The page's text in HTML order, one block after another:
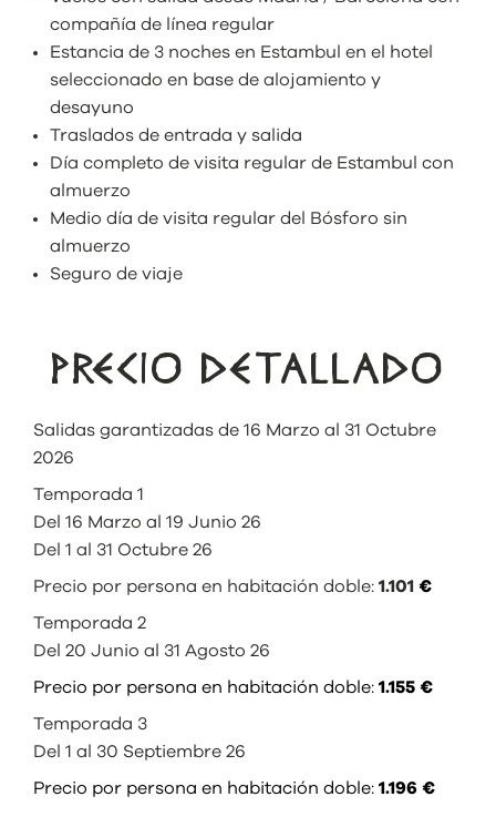
compañía de línea regular
Estancia de 3 noches en Estambul en el hotel
seleccionado en base de alojamiento y
desayuno
Traslados de entrada y salida
Día completo de visita regular de Estambul con
almuerzo
Medio día de visita regular del Bósforo sin
almuerzo
Seguro de viaje
PRECIO DETALLADO
Salidas garantizadas de 16 Marzo al 31 Octubre
2026
Temporada 1
Del 16 Marzo al 19 Junio 26
Del 1 al 31 Octubre 26
Precio por persona en habitación doble: 1.101 €
Temporada 2
Del 20 Junio al 31 Agosto 26
Precio por persona en habitación doble: 1.155 €
Temporada 3
Del 1 al 30 Septiembre 26
Precio por persona en habitación doble: 1.196 €